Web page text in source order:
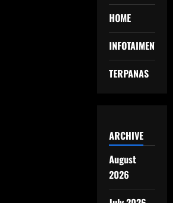
HOME
INFOTAIMENT
TERPANAS
ARCHIVE
August
2026